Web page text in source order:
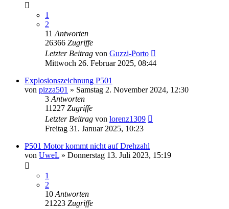
1
2
11 Antworten
26366 Zugriffe
Letzter Beitrag von Guzzi-Porto
Mittwoch 26. Februar 2025, 08:44
Explosionszeichnung P501
von pizza501 » Samstag 2. November 2024, 12:30
3 Antworten
11227 Zugriffe
Letzter Beitrag von lorenz1309
Freitag 31. Januar 2025, 10:23
P501 Motor kommt nicht auf Drehzahl
von UweL » Donnerstag 13. Juli 2023, 15:19
1
2
10 Antworten
21223 Zugriffe